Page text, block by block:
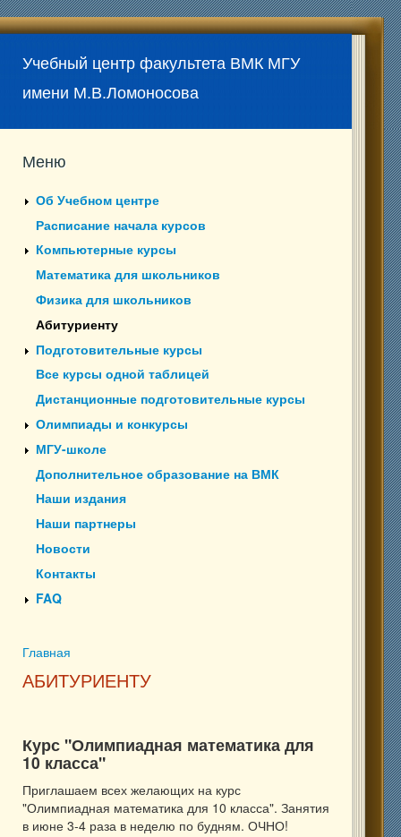
Учебный центр факультета ВМК МГУ
имени М.В.Ломоносова
Меню
Об Учебном центре
Расписание начала курсов
Компьютерные курсы
Математика для школьников
Физика для школьников
Абитуриенту
Подготовительные курсы
Все курсы одной таблицей
Дистанционные подготовительные курсы
Олимпиады и конкурсы
МГУ-школе
Дополнительное образование на ВМК
Наши издания
Наши партнеры
Новости
Контакты
FAQ
Вы здесь
Главная
АБИТУРИЕНТУ
Курс "Олимпиадная математика для
10 класса"
Приглашаем всех желающих на курс
"Олимпиадная математика для 10 класса". Занятия
в июне 3-4 раза в неделю по будням. ОЧНО!